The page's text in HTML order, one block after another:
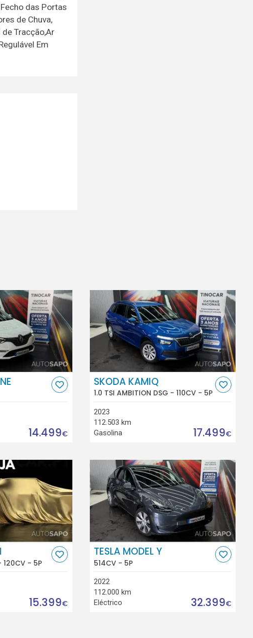
das Portas
de Chuva,
Tracção,Ar
Em
14.499€
SKODA KAMIQ
1.0 TSI AMBITION DSG - 110CV - 5P
2023
112.503 km
Gasolina
17.499€
120CV - 5P
15.399€
TESLA MODEL Y
514CV - 5P
2022
112.000 km
Eléctrico
32.399€